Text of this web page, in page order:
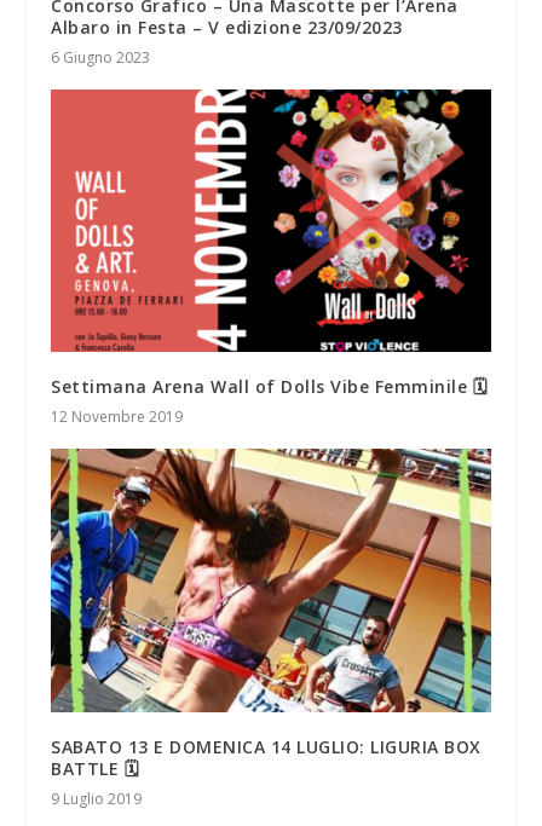
Concorso Grafico – Una Mascotte per l’Arena
Albaro in Festa – V edizione 23/09/2023
6 Giugno 2023
Settimana Arena Wall of Dolls Vibe Femminile 🗓
12 Novembre 2019
SABATO 13 E DOMENICA 14 LUGLIO: LIGURIA BOX
BATTLE 🗓
9 Luglio 2019